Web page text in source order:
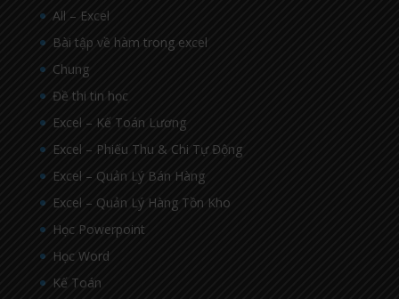
All – Excel
Bài tập về hàm trong excel
Chung
Đề thi tin học
Excel – Kế Toán Lương
Excel – Phiếu Thu & Chi Tự Động
Excel – Quản Lý Bán Hàng
Excel – Quản Lý Hàng Tồn Kho
Học Powerpoint
Học Word
Kế Toán